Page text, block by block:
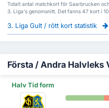
Totalt antal matchkort för Saarbrucken
3. Liga's genomsnitt. Det fanns 47 kort i
3. Liga Gult / rött kort statistik
Första / Andra
Halv Tid form